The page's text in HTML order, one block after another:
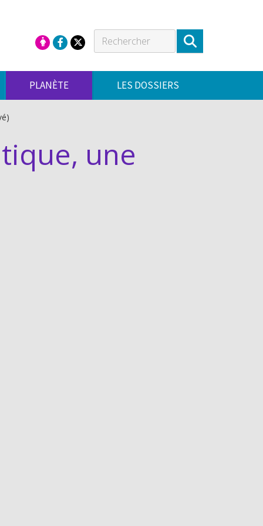
une
PLANÈTE LES DOSSIERS